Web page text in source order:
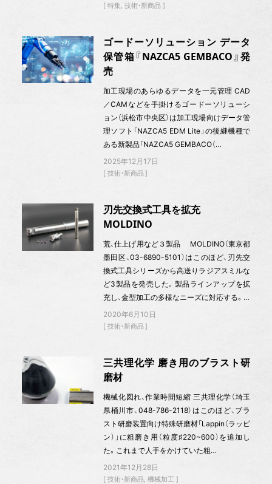
特集 技術・新商品
ゴードーソリューション データ
保管箱『NAZCA5 GEMBACO』発
売
加工現場のあらゆるデータを一元管理 CAD
／CAMなどを手掛けるゴードーソリューシ
ョン（浜松市中央区）は加工現場向けデータ管
理ソフト「NAZCA5 EDM Lite」の後継機種で
ある新製品「NAZCA5 GEMBACO（…
2025年12月17日
技術・新商品
刃先交換式工具を拡充
MOLDINO
荒、仕上げ用など３製品 MOLDINO（東京都
墨田区、03-6890-5101）はこのほど、刃先交
換式工具シリーズから高送りラジアスミルな
ど3製品を発売した。製品ラインアップを拡
充し、金型加工の多様なニーズに対応する。…
2020年6月10日
技術・新商品
三共理化学 磨き用のブラスト研
磨材
機械化図れ、作業時間短縮 三共理化学（埼玉
県桶川市、048-786-2118）はこのほど、ブラ
スト研磨装置向け特殊研磨材「Lappin（ラッピ
ン）」に粗磨き用（粒度♯220~600）を追加し
た。これまで人手をかけていた粗…
2021年12月28日
技術・新商品 機械加工